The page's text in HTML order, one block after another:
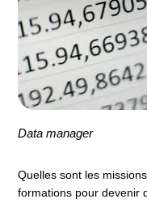
Data manager
Quelles sont les
formations pour devenir